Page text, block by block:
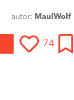
autor: MaulWolf
74